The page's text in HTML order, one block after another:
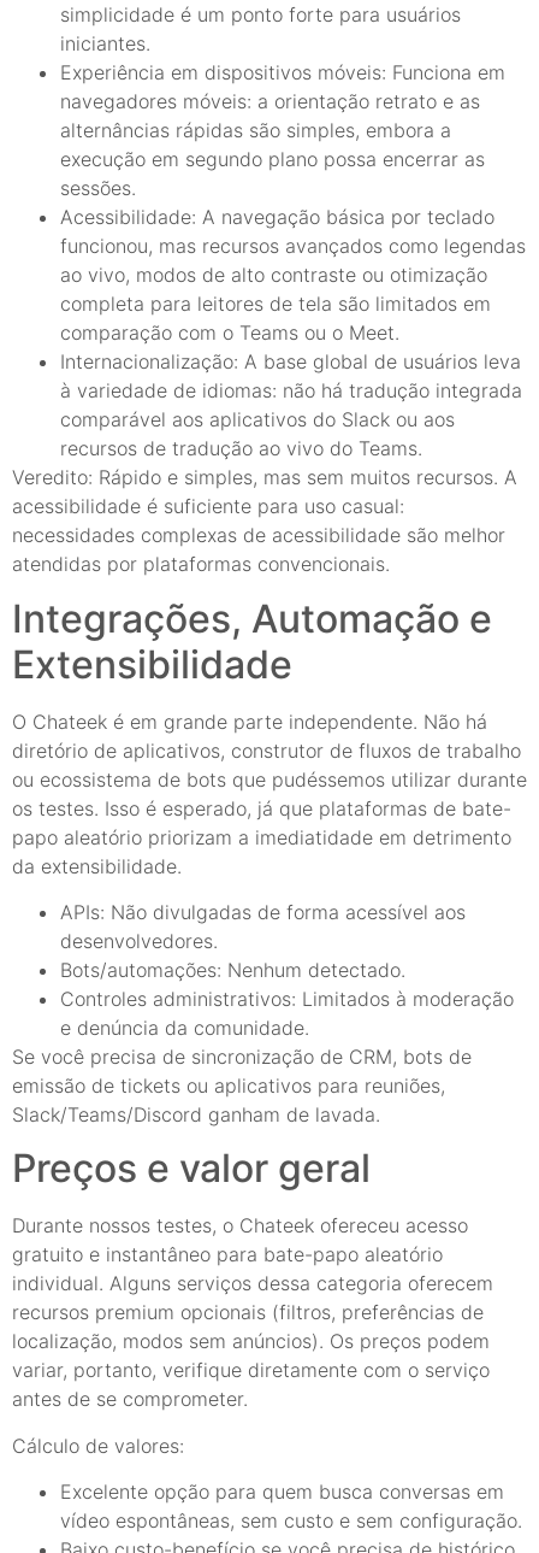
simplicidade é um ponto forte para usuários
iniciantes.
Experiência em dispositivos móveis: Funciona em
navegadores móveis: a orientação retrato e as
alternâncias rápidas são simples, embora a
execução em segundo plano possa encerrar as
sessões.
Acessibilidade: A navegação básica por teclado
funcionou, mas recursos avançados como legendas
ao vivo, modos de alto contraste ou otimização
completa para leitores de tela são limitados em
comparação com o Teams ou o Meet.
Internacionalização: A base global de usuários leva
à variedade de idiomas: não há tradução integrada
comparável aos aplicativos do Slack ou aos
recursos de tradução ao vivo do Teams.
Veredito: Rápido e simples, mas sem muitos recursos. A
acessibilidade é suficiente para uso casual:
necessidades complexas de acessibilidade são melhor
atendidas por plataformas convencionais.
Integrações, Automação e
Extensibilidade
O Chateek é em grande parte independente. Não há
diretório de aplicativos, construtor de fluxos de trabalho
ou ecossistema de bots que pudéssemos utilizar durante
os testes. Isso é esperado, já que plataformas de bate-
papo aleatório priorizam a imediatidade em detrimento
da extensibilidade.
APIs: Não divulgadas de forma acessível aos
desenvolvedores.
Bots/automações: Nenhum detectado.
Controles administrativos: Limitados à moderação
e denúncia da comunidade.
Se você precisa de sincronização de CRM, bots de
emissão de tickets ou aplicativos para reuniões,
Slack/Teams/Discord ganham de lavada.
Preços e valor geral
Durante nossos testes, o Chateek ofereceu acesso
gratuito e instantâneo para bate-papo aleatório
individual. Alguns serviços dessa categoria oferecem
recursos premium opcionais (filtros, preferências de
localização, modos sem anúncios). Os preços podem
variar, portanto, verifique diretamente com o serviço
antes de se comprometer.
Cálculo de valores:
Excelente opção para quem busca conversas em
vídeo espontâneas, sem custo e sem configuração.